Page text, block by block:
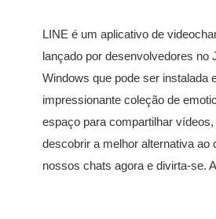
LINE é um aplicativo de
lançado por desenvolvedores
Windows que pode ser instalada
impressionante coleção de
espaço para compartilhar
descobrir a melhor alternativa ao
nossos chats agora e divirta-se.